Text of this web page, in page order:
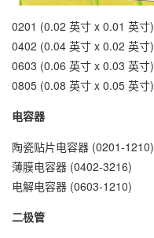
0201 (0.02 英寸 x 0.01 英寸)
0402 (0.04 英寸 x 0.02 英寸)
0603 (0.06 英寸 x 0.03 英寸)
0805 (0.08 英寸 x 0.05 英寸)
电容器
陶瓷贴片电容器 (0201-1210)
薄膜电容器 (0402-3216)
电解电容器 (0603-1210)
二极管